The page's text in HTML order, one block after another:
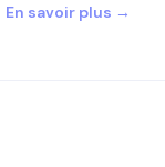
En savoir plus →